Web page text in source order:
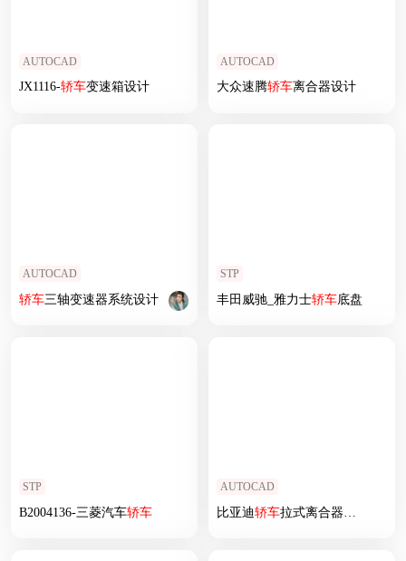
AUTOCAD
JX1116-轿车变速箱设计
AUTOCAD
大众速腾轿车离合器设计
AUTOCAD
轿车三轴变速器系统设计
STP
丰田威驰_雅力士轿车底盘
STP
B2004136-三菱汽车轿车
AUTOCAD
比亚迪轿车拉式离合器设计